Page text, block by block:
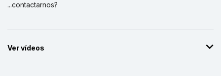
...contactarnos?
Ver vídeos